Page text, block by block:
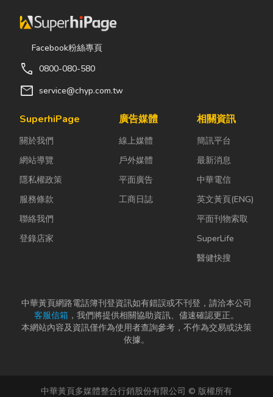
到少量多樣、
異形材或精密
棒材的訂單
往往需要耗費
大量時間拆裝
這時，車床子
雙手能快速更
換「專屬工
具」的...
什麼補什麼」
換來員工抱怨
辦公室空間設
司賺錢的戰
略！真正厲
害...
多中小企業主
又不是上市櫃
公司，為...
Facebook粉絲專頁
call 0800-080-580
mail service@chyp.com.tw
SuperhiPage
關於我們
網站導覽
隱私權政策
服務條款
聯絡我們
登錄店家
廣告媒體
線上媒體
戶外媒體
平面廣告
工商日誌
相關資訊
簡訊平台
最新消息
中華電信
英文黃頁(ENG)
平面刊物索取
SuperLife
醫健快搜
中華黃頁網路電話簿刊登資訊如有錯誤或不刊登，請洽本公司
客服信箱 ，我們將提供相關協助資訊、儘速確認更正。
本網站內容及資訊僅作為使用者查詢參考，不作為交易或決策
依據。
中華黃頁多媒體整合行銷股份有限公司 © 版權所有